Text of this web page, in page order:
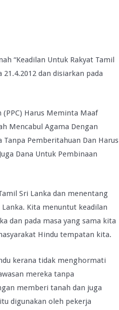
“Keadilan Untuk Rakyat Tamil
dan disiarkan pada
(PPC) Harus Meminta Maaf
Mencabul Agama Dengan
Tanpa Pemberitahuan Dan Harus
Dana Untuk Pembinaan
Sri Lanka dan menentang
Kita menuntut keadilan
dan pada masa yang sama kita
Hindu tempatan kita.
kerana tidak menghormati
mereka tanpa
memberi tanah dan juga
digunakan oleh pekerja